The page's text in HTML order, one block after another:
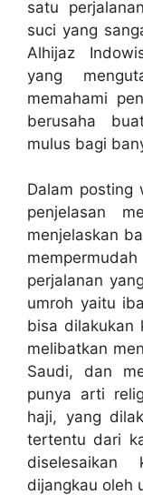
satu
suci yang
Alhijaz
yang
memahami
berusaha
mulus bagi
Dalam posting
penjelasan
menjelaskan
perjalanan
umroh yaitu
bisa dilakukan
melibatkan
Saudi, dan
punya arti
haji, yang
tertentu dari
dijangkau oleh